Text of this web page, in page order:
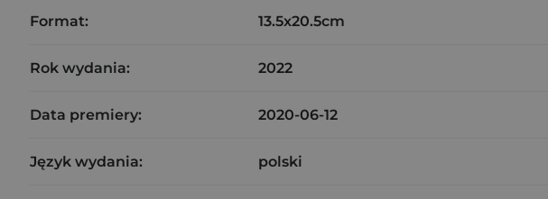
Format: 13.5x20.5cm
Rok wydania: 2022
Data premiery: 2020-06-12
Język wydania: polski